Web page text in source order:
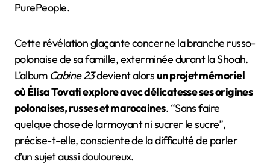
PurePeople.
Cette révélation glaçante concerne la branche russo-
polonaise de sa famille, exterminée durant la Shoah.
L’album Cabine 23devient alorsun projet mémoriel
où Élisa Tovati explore avec délicatesse ses origines
polonaises, russes et marocaines. “Sans faire
quelque chose de larmoyant ni sucrer le sucre”,
précise-t-elle, consciente de la difficulté de parler
d’un sujet aussi douloureux.